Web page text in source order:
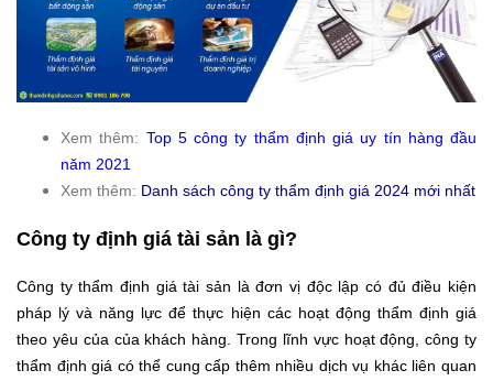
Xem thêm: Top 5 công ty thẩm định giá uy tín hàng đầu
năm 2021
Xem thêm: Danh sách công ty thẩm định giá 2024 mới nhất
Công ty định giá tài sản là gì?
Công ty thẩm định giá tài sản là đơn vị độc lập có đủ điều kiện
pháp lý và năng lực để thực hiện các hoạt động thẩm định giá
theo yêu của của khách hàng. Trong lĩnh vực hoạt động, công ty
thẩm định giá có thể cung cấp thêm nhiều dịch vụ khác liên quan